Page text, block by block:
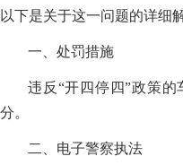
以下是关于这一问题的详细解
一、处罚措施
违反“开四停四”政策
分。
二、电子警察执法